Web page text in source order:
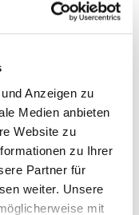
Anzeigen zu
Medien anbieten
Website zu
zu Ihrer
Partner für
weiter. Unsere
mit
ab 14 Jahren